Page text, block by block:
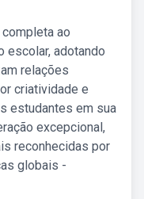
ao
escolar, adotando
relações
criatividade e
estudantes em sua
excepcional,
reconhecidas por
globais -